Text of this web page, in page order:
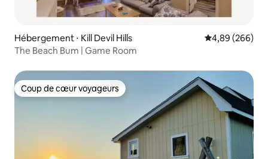
Hébergement ⋅ Kill Devil Hills Évaluation
4,89 (266)
The Beach Bum | Game Room
Coup de cœur voyageurs
Coup de cœur voyageurs